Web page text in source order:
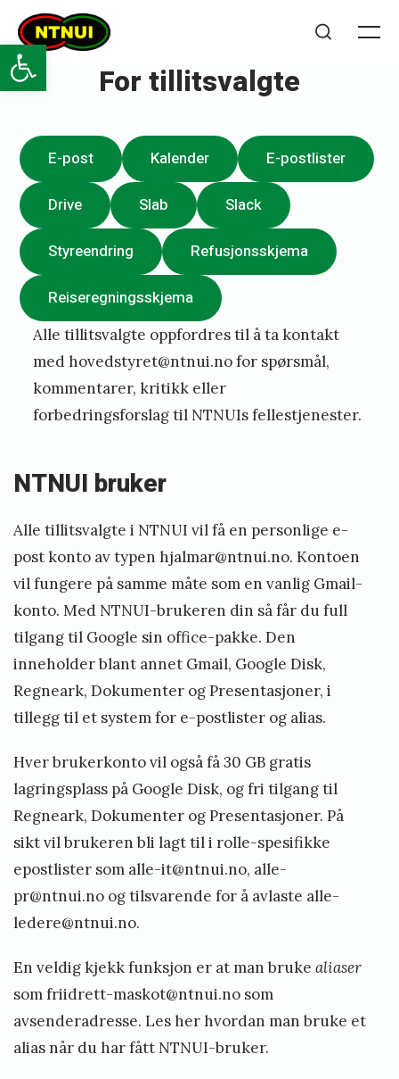
Open toolbar
Skip
content
NTNUI
For tillitsvalgte
Posted
on
u
b
l
i
s
h
p
r
i
l
,
2
0
2
b
y
h
o
v
e
s
t
y
E-post Kalender E-postlister
Drive Slab Slack
Styreendring Refusjonsskjema
Reiseregningsskjema
Alle tillitsvalgte oppfordres til å ta kontakt
medhovedstyret@ntnui.nofor spørsmål,
kommentarer, kritikk eller
forbedringsforslag til NTNUIs fellestjenester.
NTNUI bruker
Alle tillitsvalgte i NTNUI vil få en personlige e-
post konto av typen hjalmar@ntnui.no. Kontoen
vil fungere på samme måte som en vanlig Gmail-
konto. Med NTNUI-brukeren din så får du full
tilgang til Google sin office-pakke. Den
inneholder blant annet Gmail, Google Disk,
Regneark, Dokumenter og Presentasjoner, i
tillegg til et system for e-postlister og alias.
Hver brukerkonto vil også få 30 GB gratis
lagringsplass på Google Disk, og fri tilgang til
Regneark, Dokumenter og Presentasjoner. På
sikt vil brukeren bli lagt til i rolle-spesifikke
epostlister som alle-it@ntnui.no, alle-
pr@ntnui.no og tilsvarende for å avlaste alle-
ledere@ntnui.no.
En veldig kjekk funksjon er at man bruke aliaser
somfriidrett-maskot@ntnui.no som
avsenderadresse. Les herhvordan man bruke et
alias når du har fått NTNUI-bruker.